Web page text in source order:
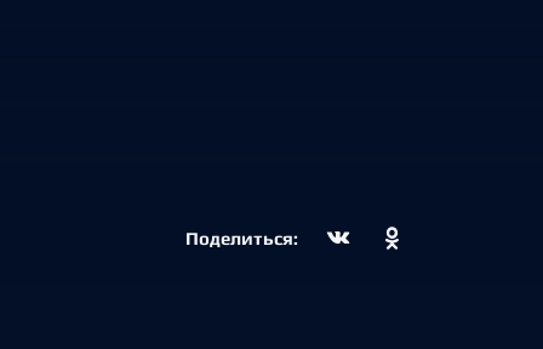
Поделиться: